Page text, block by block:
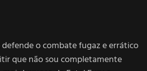
o combate fugaz e errático
que não sou completamente